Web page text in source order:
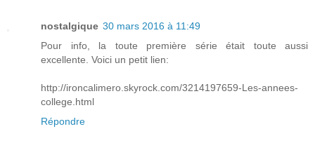
nostalgique 30 mars 2016 à 11:49
Pour info, la toute première série était toute aussi
excellente. Voici un petit lien:
http://ironcalimero.skyrock.com/3214197659-Les-annees-
college.html
Répondre